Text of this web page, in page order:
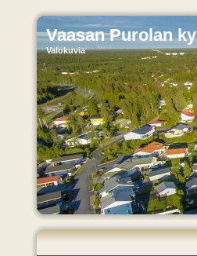
Vaasan Purolan
Valokuvia